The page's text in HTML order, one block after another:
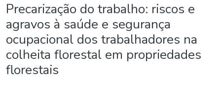
Precarização do trabalho: riscos e
agravos à saúde e segurança
ocupacional dos trabalhadores na
colheita florestal em propriedades
florestais